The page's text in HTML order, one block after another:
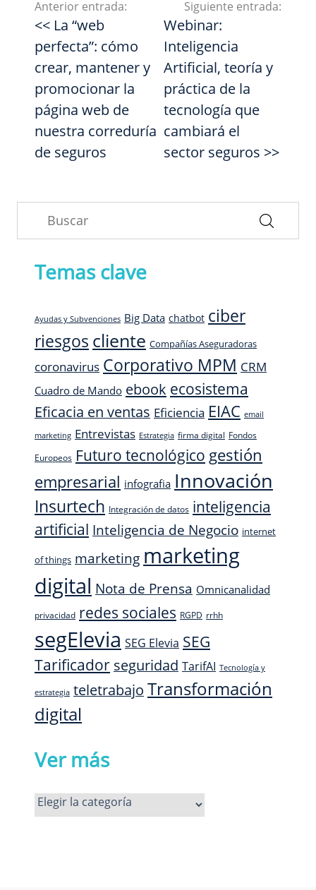
Anterior entrada:
<< La “web
perfecta”: cómo
crear, mantener y
promocionar la
página web de
nuestra correduría
de seguros
Siguiente entrada:
Webinar:
Inteligencia
Artificial, teoría y
práctica de la
tecnología que
cambiará el
sector seguros >>
Temas clave
Ayudas y Subvenciones Big Data chatbot ciber
riesgos cliente Compañías Aseguradoras
coronavirus Corporativo MPM CRM
Cuadro de Mando ebook ecosistema
Eficacia en ventas Eficiencia EIAC email
marketing Entrevistas Estrategia firma digital Fondos
Europeos Futuro tecnológico gestión
empresarial infografia Innovación
Insurtech Integración de datos inteligencia
artificial Inteligencia de Negocio internet
of things marketing marketing
digital Nota de Prensa Omnicanalidad
privacidad redes sociales RGPD rrhh
segElevia SEG Elevia SEG
Tarificador seguridad TarifAI Tecnología y
estrategia teletrabajo Transformación
digital
Ver más
Ver
más